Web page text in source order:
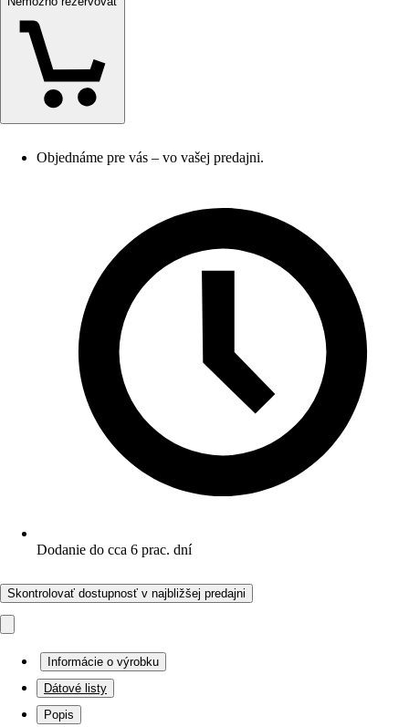
Objednáme pre vás – vo vašej predajni.
Dodanie do cca 6 prac. dní
Skontrolovať dostupnosť v najbližšej predajni
Informácie o výrobku
Dátové listy
Popis